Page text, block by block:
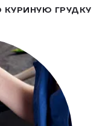
ГРУДКУ